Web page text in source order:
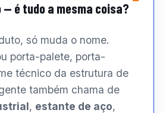
é tudo a mesma coisa?
só muda o nome.
porta-palete, porta-
técnico da estrutura de
também chama de
, estante de aço,